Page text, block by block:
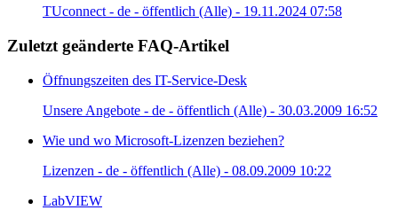
TUconnect - de - öffentlich (Alle) - 19.11.2024 07:58
Zuletzt geänderte FAQ-Artikel
Öffnungszeiten des IT-Service-Desk
Unsere Angebote - de - öffentlich (Alle) - 30.03.2009 16:52
Wie und wo Microsoft-Lizenzen beziehen?
Lizenzen - de - öffentlich (Alle) - 08.09.2009 10:22
LabVIEW